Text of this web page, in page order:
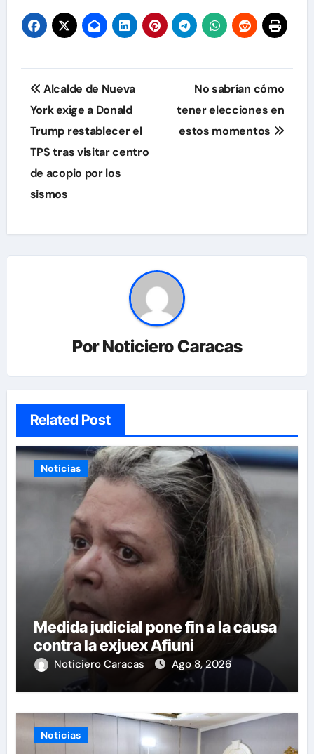
Navegación
de
entradas
Alcalde de Nueva
York exige a Donald
Trump restablecer el
TPS tras visitar centro
de acopio por los
sismos
No sabrían cómo
tener elecciones en
estos momentos
PorNoticiero Caracas
Related Post
Noticias
Medida judicial pone fin a la causa
contra la exjuex Afiuni
Noticiero Caracas Ago 8, 2026
Noticias